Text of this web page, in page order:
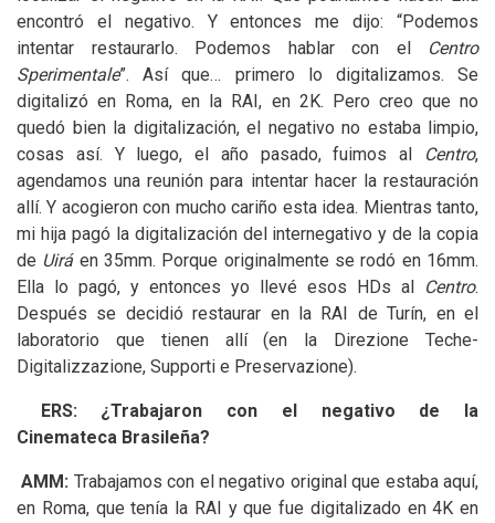
encontró el negativo. Y entonces me dijo: “Podemos
intentar restaurarlo. Podemos hablar con el
Centro
Sperimentale”. Así que… primero lo digitalizamos. Se
digitalizó en Roma, en la RAI, en 2K. Pero creo que no
quedó bien la digitalización, el negativo no estaba limpio,
cosas así. Y luego, el año pasado, fuimos al
Centro,
agendamos una reunión para intentar hacer la restauración
allí. Y acogieron con mucho cariño esta idea. Mientras tanto,
mi hija pagó la digitalización del internegativo y de la copia
de Uiráen 35mm. Porque originalmente se rodó en 16mm.
Ella lo pagó, y entonces yo llevé esos HDs al Centro.
Después se decidió restaurar en la RAI de Turín, en el
laboratorio que tienen allí (en la Direzione Teche-
Digitalizzazione, Supporti e Preservazione).
ERS:
¿Trabajaron con el negativo de la
Cinemateca Brasileña?
AMM: Trabajamos con el negativo original que estaba aquí,
en Roma, que tenía la RAI y que fue digitalizado en 4K en